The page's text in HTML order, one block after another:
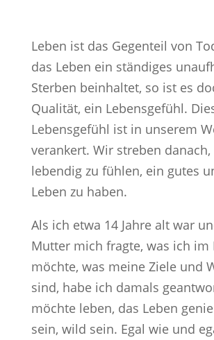
Leben ist das Gegenteil von
das Leben ein ständiges
Sterben beinhaltet, so ist es
Qualität, ein Lebensgefühl.
Lebensgefühl ist in unserem
verankert. Wir streben danach,
lebendig zu fühlen, ein gutes
Leben zu haben.
Als ich etwa 14 Jahre alt war
Mutter mich fragte, was ich im
möchte, was meine Ziele und
sind, habe ich damals
möchte leben, das Leben
sein, wild sein. Egal wie und